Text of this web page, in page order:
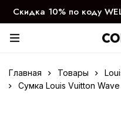
Скидка 10% по коду
Главная Товары
Сумка Louis Vuitton